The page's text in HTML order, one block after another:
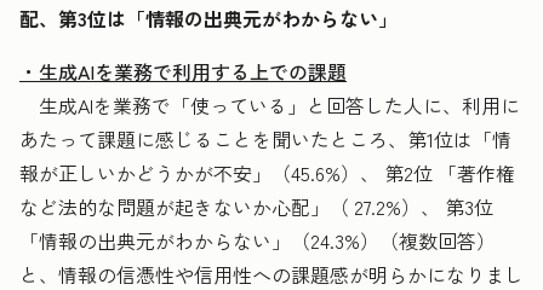
配、第3位は「情報の出典元がわからない」
・生成AIを業務で利用する上での課題
生成AIを業務で「使っている」と回答した人に、利用に
あたって課題に感じることを聞いたところ、第1位は「情
報が正しいかどうかが不安」（45.6%）、 第2位 「著作権
など法的な問題が起きないか心配」（ 27.2%）、 第3位
「情報の出典元がわからない」（24.3%）（複数回答）
と、情報の信憑性や信用性への課題感が明らかになりまし